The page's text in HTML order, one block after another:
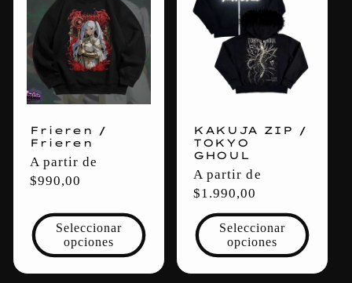
Frieren /
Frieren
Precio
habitual
A partir de
$990,00
Seleccionar
opciones
KAKUJA ZIP /
TOKYO
GHOUL
Precio
habitual
A partir de
$1.990,00
Seleccionar
opciones